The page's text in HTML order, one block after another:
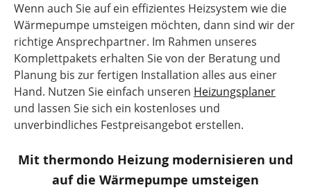
Wenn auch Sie auf ein effizientes Heizsystem wie die
Wärmepumpe umsteigen möchten, dann sind wir der
richtige Ansprechpartner. Im Rahmen unseres
Komplettpakets erhalten Sie von der Beratung und
Planung bis zur fertigen Installation alles aus einer
Hand. Nutzen Sie einfach unseren Heizungsplaner
und lassen Sie sich ein kostenloses und
unverbindliches Festpreisangebot erstellen.
Mit thermondo Heizung modernisieren und
auf die Wärmepumpe umsteigen